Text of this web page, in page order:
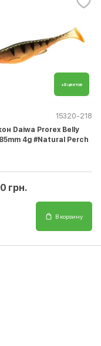
+8 цветов
15320-218
Daiwa Prorex Belly
4g #Natural Perch
грн.
В корзину